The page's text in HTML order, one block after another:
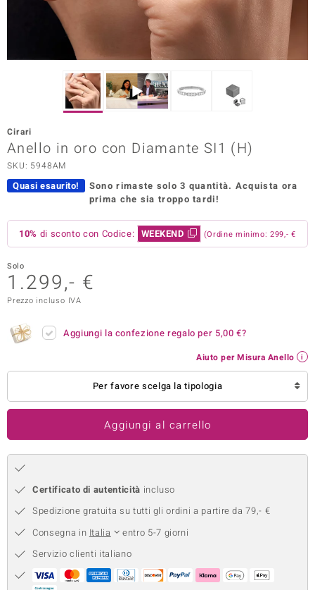
SELECTION
Paraíso
Collection
by de Melo
Classics
Cirari
Anello in oro con Diamante SI1 (H)
SKU: 5948AM
Quasi esaurito! Sono rimaste solo 3 quantità. Acquista ora
prima che sia troppo tardi!
10% di sconto con Codice: WEEKEND (Ordine minimo: 299,- €
Solo
1.299,- €
Prezzo incluso IVA
Aggiungi la confezione regalo per 5,00 €?
Aiuto per Misura Anello
Per favore scelga la tipologia
Aggiungi al carrello
Certificato di autenticità incluso
Spedizione gratuita su tutti gli ordini a partire da 79,- €
Consegna in Italia
entro 5-7 giorni
Servizio clienti italiano